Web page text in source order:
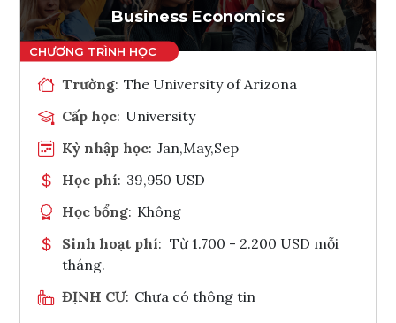
Business Economics
Trường: The University of Arizona
Cấp học: University
Kỳ nhập học: Jan,May,Sep
Học phí: 39,950 USD
Học bổng: Không
Sinh hoạt phí: Từ 1.700 - 2.200 USD mỗi
tháng.
ĐỊNH CƯ: Chưa có thông tin